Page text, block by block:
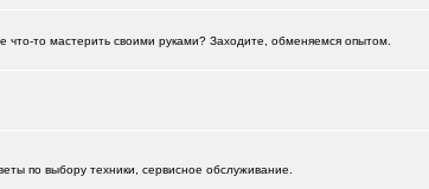
то мастерить своими руками? Заходите, обменяемся опытом.
по выбору техники, сервисное обслуживание.